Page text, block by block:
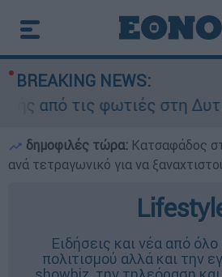
BREAKING NEWS:
από τις φωτιές στη
δημοφιλές τώρα: Κατσαφάδος
ανά τετραγωνικό για να
Ειδήσεις και νέα από
πολιτισμού αλλά και την